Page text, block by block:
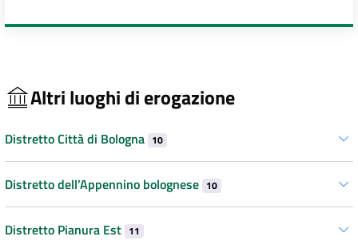
Altri luoghi di erogazione
Distretto Città di Bologna 10
Distretto dell’Appennino bolognese 10
Distretto Pianura Est 11